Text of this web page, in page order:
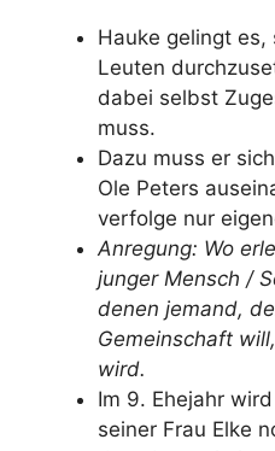
Hauke gelingt es,
Leuten
dabei selbst
muss.
Dazu muss er
Ole Peters
verfolge nur
Anregung: Wo
junger Mensch /
denen jemand,
Gemeinschaft
wird.
Im 9. Ehejahr
seiner Frau Elke